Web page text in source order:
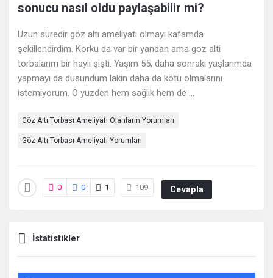
Deneyimleri
En
sonuncu
Sorular
sonucu nasıl oldu paylaşabilir mi?
Uzun süredir göz altı ameliyatı olmayı kafamda
şekillendirdim. Korku da var bir yandan ama goz alti
torbalarım bir hayli şişti. Yaşım 55, daha sonraki yaşlarımda
yapmayı da dusundum lakin daha da kötü olmalarını
istemiyorum. O yuzden hem sağlık hem de ...
Göz Altı Torbası Ameliyatı Olanların Yorumları
Göz Altı Torbası Ameliyatı Yorumları
0 0 1 109 Cevapla
İstatistikler